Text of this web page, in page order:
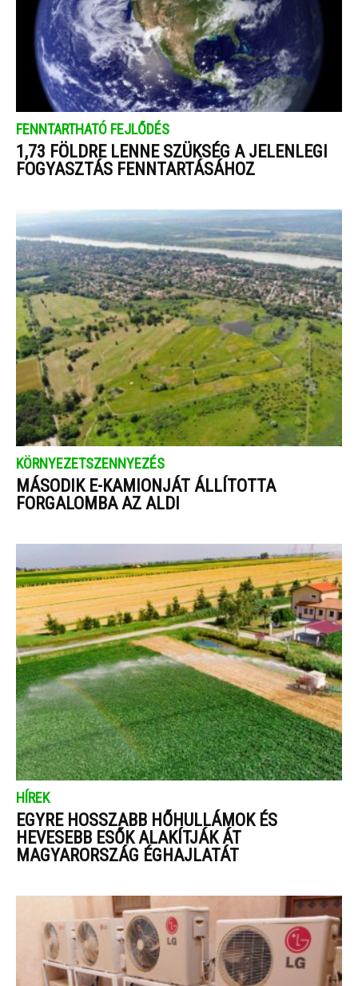
FENNTARTHATÓ FEJLŐDÉS
1,73 FÖLDRE LENNE SZÜKSÉG A JELENLEGI
FOGYASZTÁS FENNTARTÁSÁHOZ
KÖRNYEZETSZENNYEZÉS
MÁSODIK E-KAMIONJÁT ÁLLÍTOTTA
FORGALOMBA AZ ALDI
HÍREK
EGYRE HOSSZABB HŐHULLÁMOK ÉS
HEVESEBB ESŐK ALAKÍTJÁK ÁT
MAGYARORSZÁG ÉGHAJLATÁT